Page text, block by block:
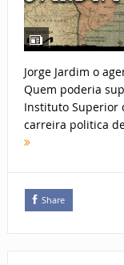
Jorge Jardim o
Quem poderia
Instituto Superior
carreira politica
Share